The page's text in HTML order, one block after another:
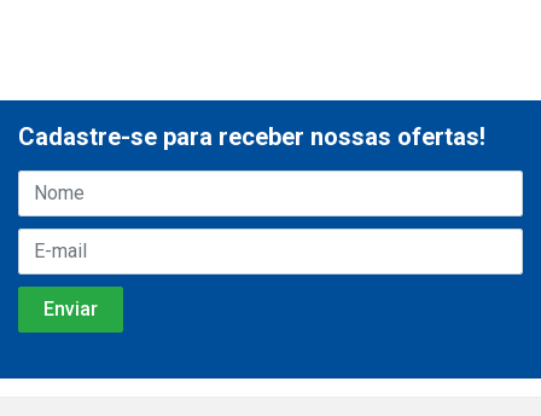
Cadastre-se para receber nossas ofertas!